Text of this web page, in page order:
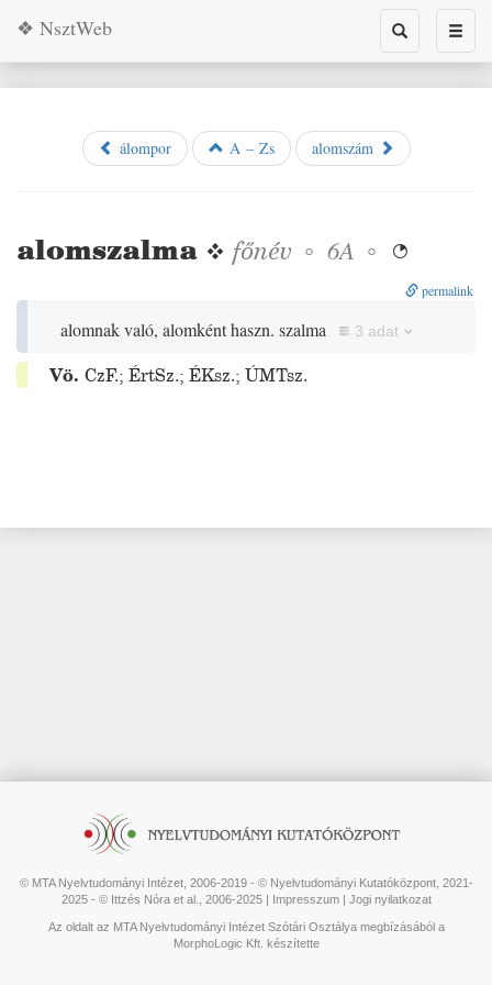
Toggle
search
❖ NsztWeb
álompor A – Zs alomszám
alomszalma ❖ főnév ◦ 6A ◦ 
permalink
alomnak való, alomként haszn. szalma 3 adat
Vö. CzF.; ÉrtSz.; ÉKsz.; ÚMTsz.
© MTA Nyelvtudományi Intézet, 2006-2019 - © Nyelvtudományi Kutatóközpont, 2021-
2025 - © Ittzés Nóra et al., 2006-2025 | Impresszum| Jogi nyilatkozat
Az oldalt az MTA Nyelvtudományi Intézet Szótári Osztálya megbízásából a
MorphoLogic Kft. készítette